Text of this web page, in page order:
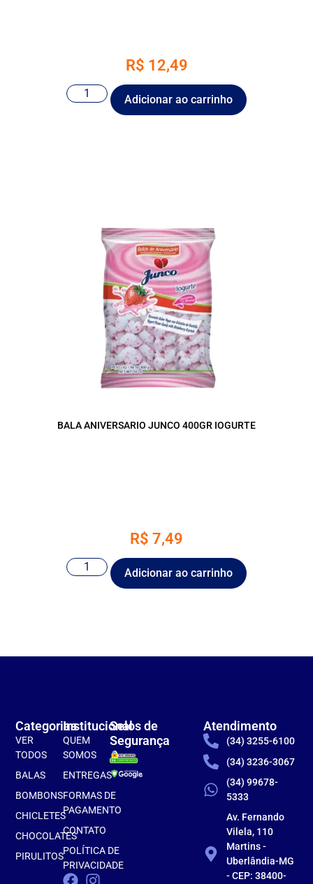
R$ 12,49
Adicionar ao carrinho
BALA ANIVERSARIO JUNCO 400GR IOGURTE
R$ 7,49
Adicionar ao carrinho
Institucional
QUEM
SOMOS
ENTREGAS
FORMAS DE
PAGAMENTO
CONTATO
POLÍTICA DE
PRIVACIDADE
Categorias
VER
TODOS
BALAS
BOMBONS
CHICLETES
CHOCOLATES
PIRULITOS
Atendimento
(34) 3255-6100
(34) 3236-3067
(34) 99678-
5333
Av. Fernando
Vilela, 110
Martins -
Uberlândia-MG
- CEP: 38400-
Selos de
Segurança